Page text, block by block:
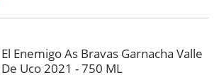
El Enemigo As Bravas Garnacha Valle
De Uco 2021 - 750 ML